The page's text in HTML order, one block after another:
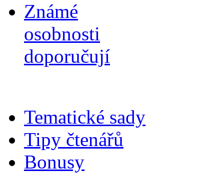
Známé
osobnosti
doporučují
Tematické sady
Tipy čtenářů
Bonusy